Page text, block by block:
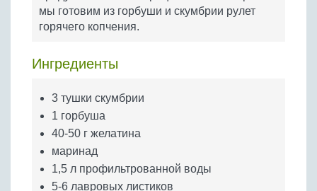
Бобовые
Яйца
мы готовим из горбуши и скумбрии рулет
горячего копчения.
Ингредиенты
3 тушки скумбрии
1 горбуша
40-50 г желатина
маринад
1,5 л профильтрованной воды
5-6 лавровых листиков